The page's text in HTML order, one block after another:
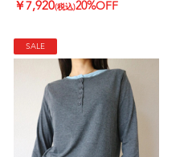
￥7,920(税込)20%OFF
SALE